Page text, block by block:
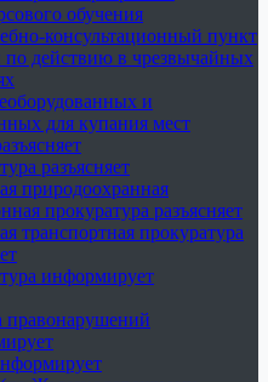
обучения
консультационный пункт
действию в чрезвычайных
и
для купания мест
разъясняет
природоохранная
прокуратура разъясняет
транспортная прокуратура
информирует
правонарушений